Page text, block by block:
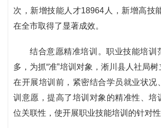
次，新增技能人才18964人，新增高技
在全市取得了显著成效。
结合意愿精准培训。职业技能培训
多，为抓“准”培训对象，淅川县人社局树
在开展培训前，紧密结合学员就业状况
训意愿，提高了培训对象的精准性、培
位关联性，使开展职业技能培训的针对性